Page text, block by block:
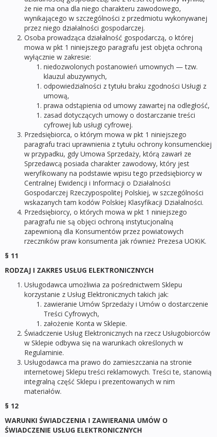
że nie ma ona dla niego charakteru zawodowego,
wynikającego w szczególności z przedmiotu wykonywanej
przez niego działalności gospodarczej.
Osoba prowadząca działalność gospodarczą, o której
mowa w pkt 1 niniejszego paragrafu jest objęta ochroną
wyłącznie w zakresie:
niedozwolonych postanowień umownych — tzw.
klauzul abuzywnych,
odpowiedzialności z tytułu braku zgodności Usługi z
umową,
prawa odstąpienia od umowy zawartej na odległość,
zasad dotyczących umowy o dostarczanie treści
cyfrowej lub usługi cyfrowej.
Przedsiębiorca, o którym mowa w pkt 1 niniejszego
paragrafu traci uprawnienia z tytułu ochrony konsumenckiej
w przypadku, gdy Umowa Sprzedaży, którą zawarł ze
Sprzedawcą posiada charakter zawodowy, który jest
weryfikowany na podstawie wpisu tego przedsiębiorcy w
Centralnej Ewidencji i Informacji o Działalności
Gospodarczej Rzeczypospolitej Polskiej, w szczególności
wskazanych tam kodów Polskiej Klasyfikacji Działalności.
Przedsiębiorcy, o których mowa w pkt 1 niniejszego
paragrafu nie są objęci ochroną instytucjonalną
zapewnioną dla Konsumentów przez powiatowych
rzeczników praw konsumenta jak również Prezesa UOKiK.
§ 11
RODZAJ I ZAKRES USŁUG ELEKTRONICZNYCH
Usługodawca umożliwia za pośrednictwem Sklepu
korzystanie z Usług Elektronicznych takich jak:
zawieranie Umów Sprzedaży i Umów o dostarczenie
Treści Cyfrowych,
założenie Konta w Sklepie.
Świadczenie Usług Elektronicznych na rzecz Usługobiorców
w Sklepie odbywa się na warunkach określonych w
Regulaminie.
Usługodawca ma prawo do zamieszczania na stronie
internetowej Sklepu treści reklamowych. Treści te, stanowią
integralną część Sklepu i prezentowanych w nim
materiałów.
§ 12
WARUNKI ŚWIADCZENIA I ZAWIERANIA UMÓW O
ŚWIADCZENIE USŁUG ELEKTRONICZNYCH